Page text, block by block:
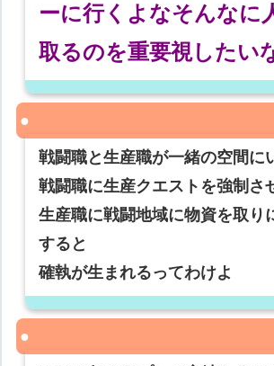
ーに行くよなそんなに
取るのを重要視したい
戦闘職と生産職が一緒の空間に
戦闘職に生産クエストを強制さ
生産職に戦闘地域に物資を取り
すると
確執が生まれるってわけよ